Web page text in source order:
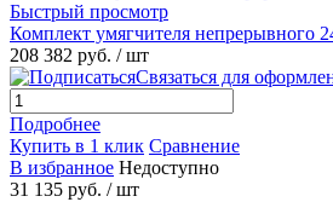
Быстрый просмотр
Комплект умягчителя непрерывного
208 382 руб. / шт
Связаться для
Подробнее
Купить в 1 клик Сравнение
В избранное Недоступно
31 135 руб. / шт